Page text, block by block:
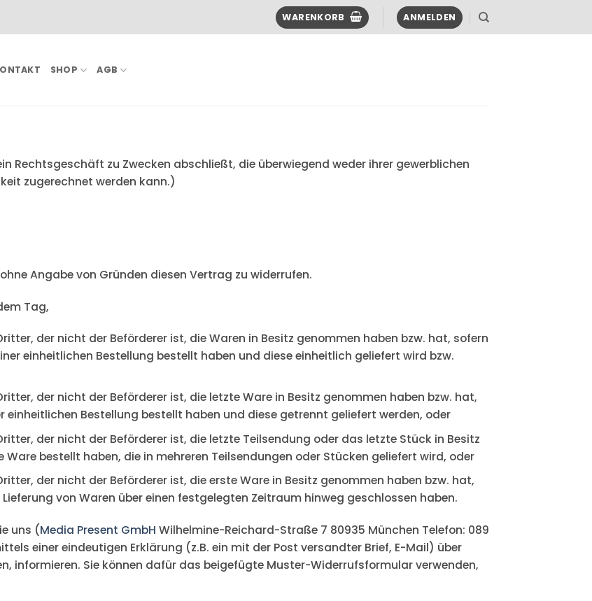
WARENKORB ANMELDEN
SHOP AGB
Rechtsgeschäft zu Zwecken abschließt, die überwiegend weder ihrer gewerblichen
zugerechnet werden kann.)
Angabe von Gründen diesen Vertrag zu widerrufen.
Tag,
der nicht der Beförderer ist, die Waren in Besitz genommen haben bzw. hat, sofern
einheitlichen Bestellung bestellt haben und diese einheitlich geliefert wird bzw.
der nicht der Beförderer ist, die letzte Ware in Besitz genommen haben bzw. hat,
einheitlichen Bestellung bestellt haben und diese getrennt geliefert werden, oder
der nicht der Beförderer ist, die letzte Teilsendung oder das letzte Stück in Besitz
Ware bestellt haben, die in mehreren Teilsendungen oder Stücken geliefert wird, oder
der nicht der Beförderer ist, die erste Ware in Besitz genommen haben bzw. hat,
von Waren über einen festgelegten Zeitraum hinweg geschlossen haben.
uns (Media Present GmbH Wilhelmine-Reichard-Straße 7 80935 München Telefon: 089
einer eindeutigen Erklärung (z.B. ein mit der Post versandter Brief, E-Mail) über
informieren. Sie können dafür das beigefügte Muster-Widerrufsformular verwenden,